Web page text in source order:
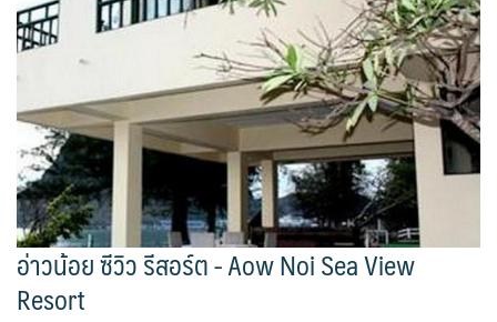
อ่าวน้อย ซีวิว รีสอร์ต - Aow Noi Sea View
Resort